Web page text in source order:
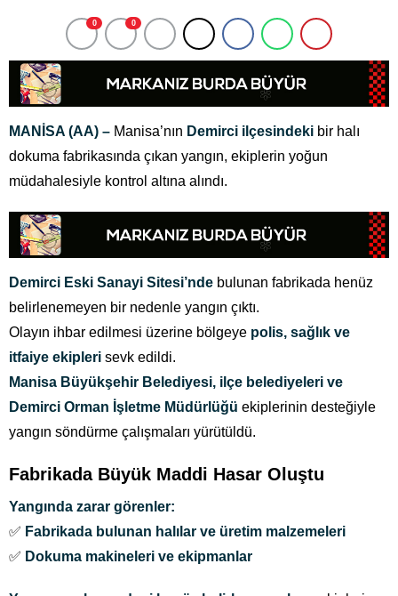
0 0
MANİSA (AA) – Manisa’nın Demirci ilçesindeki bir halı
dokuma fabrikasında çıkan yangın, ekiplerin yoğun
müdahalesiyle kontrol altına alındı.
Demirci Eski Sanayi Sitesi’nde bulunan fabrikada henüz
belirlenemeyen bir nedenle yangın çıktı.
Olayın ihbar edilmesi üzerine bölgeye polis, sağlık ve
itfaiye ekipleri sevk edildi.
Manisa Büyükşehir Belediyesi, ilçe belediyeleri ve
Demirci Orman İşletme Müdürlüğü ekiplerinin desteğiyle
yangın söndürme çalışmaları yürütüldü.
Fabrikada Büyük Maddi Hasar Oluştu
Yangında zarar görenler:
✅ Fabrikada bulunan halılar ve üretim malzemeleri
✅ Dokuma makineleri ve ekipmanlar